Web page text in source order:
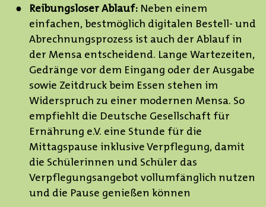
Reibungsloser Ablauf: Neben einem
einfachen, bestmöglich digitalen Bestell- und
Abrechnungsprozess ist auch der Ablauf in
der Mensa entscheidend. Lange Wartezeiten,
Gedränge vor dem Eingang oder der Ausgabe
sowie Zeitdruck beim Essen stehen im
Widerspruch zu einer modernen Mensa. So
empfiehlt die Deutsche Gesellschaft für
Ernährung e.V. eine Stunde für die
Mittagspause inklusive Verpflegung, damit
die Schülerinnen und Schüler das
Verpflegungsangebot vollumfänglich nutzen
und die Pause genießen können